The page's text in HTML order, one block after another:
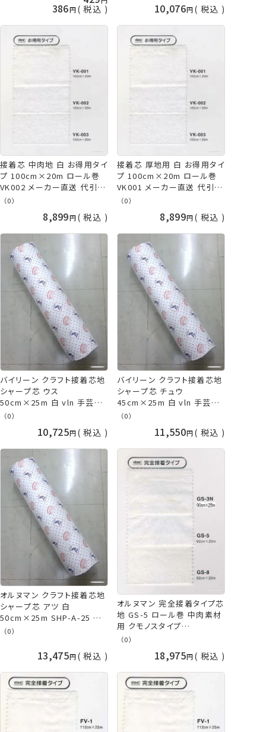
386 税込 10,076 税込
接着芯 中肉地 白 お得用タイ
プ 100cm×20m ロール巻
VK002 メーカー直送 代引不
可 日時指定不可 オルヌマン
（0）
8,899 税込
接着芯 厚地用 白 お得用タイ
プ 100cm×20m ロール巻
VK001 メーカー直送 代引不
可 日時指定不可 オルヌマン
（0）
8,899 税込
バイリーン クラフト接着芯地
シャープ芯 ウス
50cm×25m 白 vln 手芸の
山久
（0）
10,725 税込
バイリーン クラフト接着芯地
シャープ芯 チュウ
45cm×25m 白 vln 手芸の
山久
（0）
11,550 税込
オルヌマン クラフト接着芯地
シャープ芯 アツ 白
50cm×25m SHP-A-25 ロ
ール巻 メーカー直送 代引不
手芸の山久
（0）
13,475 税込
オルヌマン 完全接着タイプ芯
地 GS-5 ロール巻 中肉素材
用 クモノスタイプ
90cm×25m 白 黒 メーカー
手芸の山久
（0）
18,975 税込